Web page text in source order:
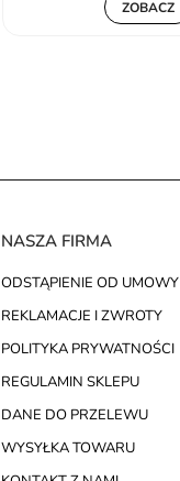
ZOBACZ
NASZA FIRMA
ODSTĄPIENIE OD UMOWY
REKLAMACJE I ZWROTY
POLITYKA PRYWATNOŚCI
REGULAMIN SKLEPU
DANE DO PRZELEWU
WYSYŁKA TOWARU